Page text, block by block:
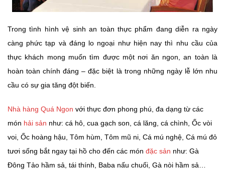
Trong tình hình vệ sinh an toàn thực phẩm đang diễn ra ngày
càng phức tạp và đáng lo ngoại như hiện nay thì nhu cầu của
thực khách mong muốn tìm được một nơi ăn ngon, an toàn là
hoàn toàn chính đáng – đặc biệt là trong những ngày lễ lớn nhu
cầu có sự gia tăng đột biến.
Nhà hàng Quá Ngon với thực đơn phong phú, đa dạng từ các
món hải sản như: cá hô, cua gạch son, cá lăng, cá chình, Ốc vòi
voi, Ốc hoàng hậu, Tôm hùm, Tôm mũ ni, Cá mú nghệ, Cá mú đỏ
tươi sống bắt ngay tại hồ cho đến các món đặc sản như: Gà
Đông Tảo hầm sả, tái thính, Baba nấu chuối, Gà nòi hầm sả…